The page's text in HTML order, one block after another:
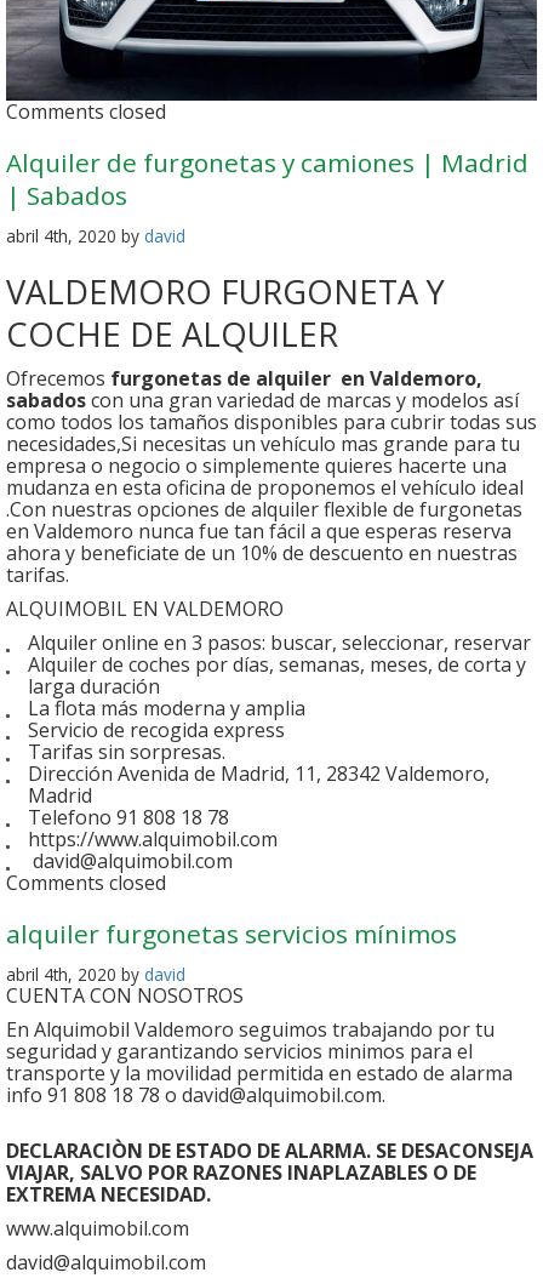
Comments closed
Alquiler de furgonetas y camiones | Madrid
| Sabados
abril 4th, 2020 by david
VALDEMORO FURGONETA Y
COCHE DE ALQUILER
Ofrecemos furgonetas de alquiler en Valdemoro,
sabadoscon una gran variedad de marcas y modelos así
como todos los tamaños disponibles para cubrir todas sus
necesidades,Si necesitas un vehículo mas grande para tu
empresa o negocio o simplemente quieres hacerte una
mudanza en esta oficina de proponemos el vehículo ideal
.Con nuestras opciones de alquiler flexible de furgonetas
en Valdemoro nunca fue tan fácil a que esperas reserva
ahora y beneficiate de un 10% de descuento en nuestras
tarifas.
ALQUIMOBIL EN VALDEMORO
Alquiler online en 3 pasos: buscar, seleccionar, reservar
Alquiler de coches por días, semanas, meses, de corta y
larga duración
La flota más moderna y amplia
Servicio de recogida express
Tarifas sin sorpresas.
Dirección Avenida de Madrid, 11, 28342 Valdemoro,
Madrid
Telefono 91 808 18 78
https://www.alquimobil.com
david@alquimobil.com
Comments closed
alquiler furgonetas servicios mínimos
abril 4th, 2020 by david
CUENTA CON NOSOTROS
En Alquimobil Valdemoro seguimos trabajando por tu
seguridad y garantizando servicios minimos para el
transporte y la movilidad permitida en estado de alarma
info 91 808 18 78 o david@alquimobil.com.
DECLARACIÒN DE ESTADO DE ALARMA. SE DESACONSEJA
VIAJAR, SALVO POR RAZONES INAPLAZABLES O DE
EXTREMA NECESIDAD.
www.alquimobil.com
david@alquimobil.com